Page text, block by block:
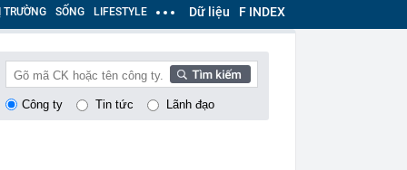
TRƯỜNG SỐNG LIFESTYLE Dữ liệu F INDEX
Công ty Tin tức Lãnh đạo